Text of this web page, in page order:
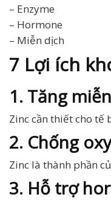
– Enzyme
– Hormone
– Miễn dịch
7 Lợi ích
1. Tăng
Zinc cần thiết cho tế
2. Chống
Zinc là thành phần
3. Hỗ trợ